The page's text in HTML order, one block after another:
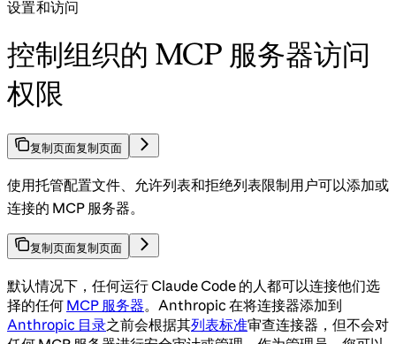
设置和访问
控制组织的 MCP 服务器访问
权限
复制页面复制页面
使用托管配置文件、允许列表和拒绝列表限制用户可以添加或
连接的 MCP 服务器。
复制页面复制页面
默认情况下，任何运行 Claude Code 的人都可以连接他们选
择的任何 MCP 服务器。Anthropic 在将连接器添加到
Anthropic 目录之前会根据其列表标准审查连接器，但不会对